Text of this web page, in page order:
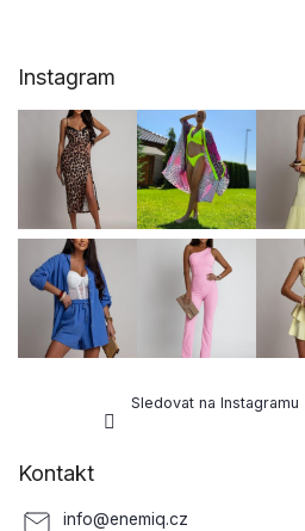
Instagram
Sledovat na Instagramu
Kontakt
info@enemiq.cz